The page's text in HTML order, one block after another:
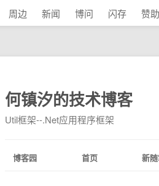
周边 新闻 博问 闪存 赞
何镇汐的技术博客
Util框架--.Net应用程序框架
博客园 首页 新